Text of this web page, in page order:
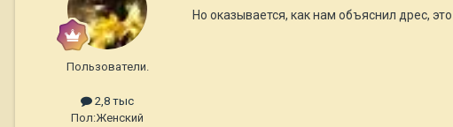
Пользователи.
2,8 тыс
Пол:Женский
Но оказывается, как нам объяснил дрес,